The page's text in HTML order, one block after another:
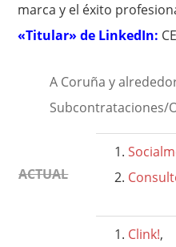
marca y el éxito
«Titular» de LinkedIn:
A Coruña y
Subcontrataciones/
ACTUAL
Clink!,